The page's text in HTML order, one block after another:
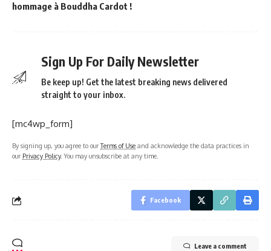
hommage à Bouddha Cardot !
Sign Up For Daily Newsletter
Be keep up! Get the latest breaking news delivered
straight to your inbox.
[mc4wp_form]
By signing up, you agree to ourTerms of Use and acknowledge the data practices in
our Privacy Policy. You may unsubscribe at any time.
Facebook
Leave a comment